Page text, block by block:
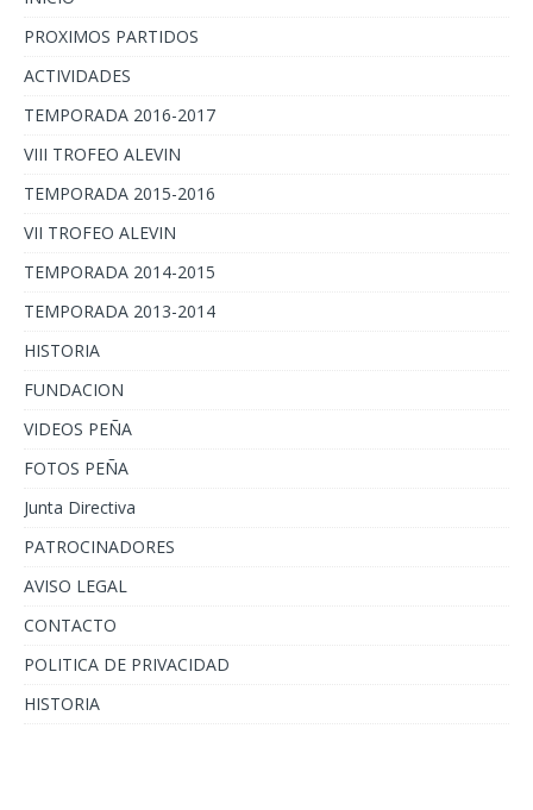
PROXIMOS PARTIDOS
ACTIVIDADES
TEMPORADA 2016-2017
VIII TROFEO ALEVIN
TEMPORADA 2015-2016
VII TROFEO ALEVIN
TEMPORADA 2014-2015
TEMPORADA 2013-2014
HISTORIA
FUNDACION
VIDEOS PEÑA
FOTOS PEÑA
Junta Directiva
PATROCINADORES
AVISO LEGAL
CONTACTO
POLITICA DE PRIVACIDAD
HISTORIA